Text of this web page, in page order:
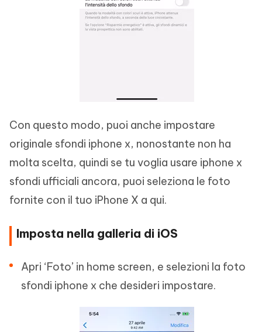
Con questo modo, puoi anche impostare
originale sfondi iphone x, nonostante non ha
molta scelta, quindi se tu voglia usare iphone x
sfondi ufficiali ancora, puoi seleziona le foto
fornite con il tuo iPhone X a qui.
Imposta nella galleria di iOS
Apri ‘Foto’ in home screen, e selezioni la foto
sfondi iphone x che desideri impostare.